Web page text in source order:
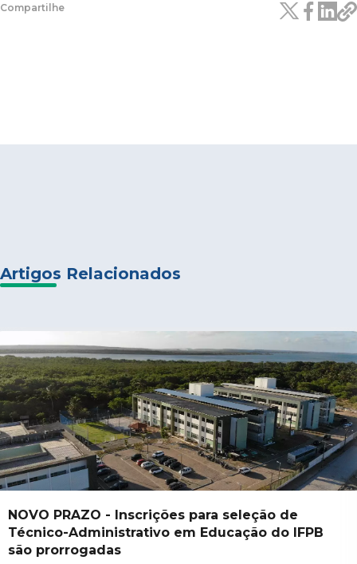
Artigos Relacionados
NOVO PRAZO - Inscrições para seleção de
Técnico-Administrativo em Educação do IFPB
são prorrogadas